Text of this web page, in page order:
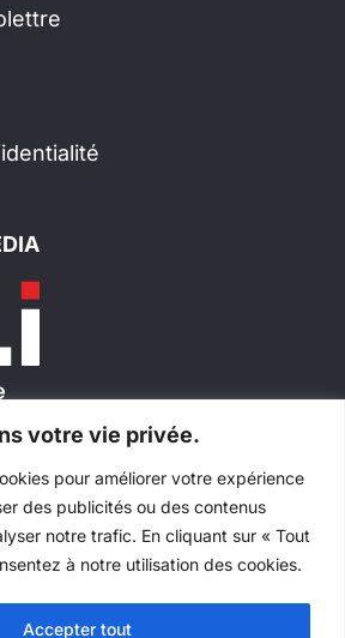
votre vie privée.
pour améliorer votre expérience
des publicités ou des contenus
notre trafic. En cliquant sur « Tout
à notre utilisation des cookies.
Accepter tout